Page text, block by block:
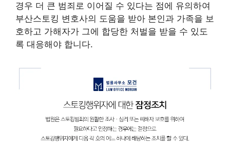
경우 더 큰 범죄로 이어질 수 있다는 점에 유의하여
부산스토킹 변호사의 도움을 받아 본인과 가족을 보
호하고 가해자가 그에 합당한 처벌을 받을 수 있도
록 대응해야 합니다.